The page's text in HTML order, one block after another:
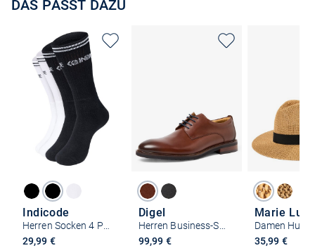
DAS PASST DAZU
Indicode
Herren Socken 4 Paar - INFaltman
29,99 €
Digel
Herren Business-Schuhe - Sascha
99,99 €
Marie
Damen Hut
35,99 €